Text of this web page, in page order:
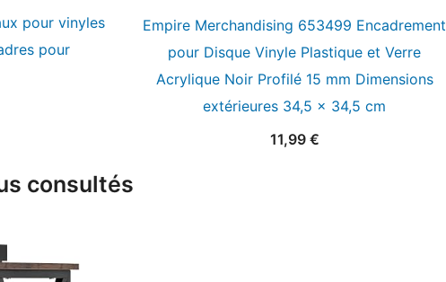
pour vinyles
pour
Empire Merchandising 653499 Encadrement
pour Disque Vinyle Plastique et Verre
Acrylique Noir Profilé 15 mm Dimensions
extérieures 34,5 x 34,5 cm
11,99 €
consultés